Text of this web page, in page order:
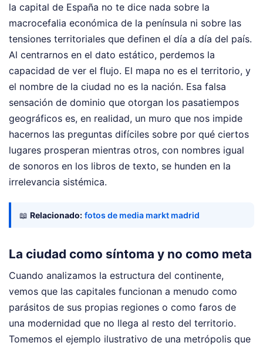
la capital de España no te dice nada sobre la
macrocefalia económica de la península ni sobre las
tensiones territoriales que definen el día a día del país.
Al centrarnos en el dato estático, perdemos la
capacidad de ver el flujo. El mapa no es el territorio, y
el nombre de la ciudad no es la nación. Esa falsa
sensación de dominio que otorgan los pasatiempos
geográficos es, en realidad, un muro que nos impide
hacernos las preguntas difíciles sobre por qué ciertos
lugares prosperan mientras otros, con nombres igual
de sonoros en los libros de texto, se hunden en la
irrelevancia sistémica.
📖 Relacionado: fotos de media markt madrid
La ciudad como síntoma y no como meta
Cuando analizamos la estructura del continente,
vemos que las capitales funcionan a menudo como
parásitos de sus propias regiones o como faros de
una modernidad que no llega al resto del territorio.
Tomemos el ejemplo ilustrativo de una metrópolis que